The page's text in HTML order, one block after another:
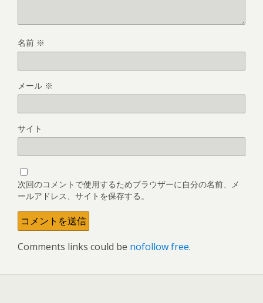
名前 ※
メール ※
サイト
次回のコメントで使用するためブラウザーに自分の名前、メ
ールアドレス、サイトを保存する。
Comments links could be nofollow free.